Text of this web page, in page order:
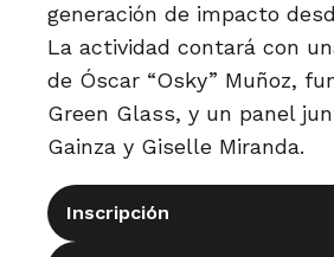
generación de impacto
La actividad contará con
de Óscar “Osky” Muñoz,
Green Glass, y un panel
Gainza y Giselle Miranda.
Inscripción